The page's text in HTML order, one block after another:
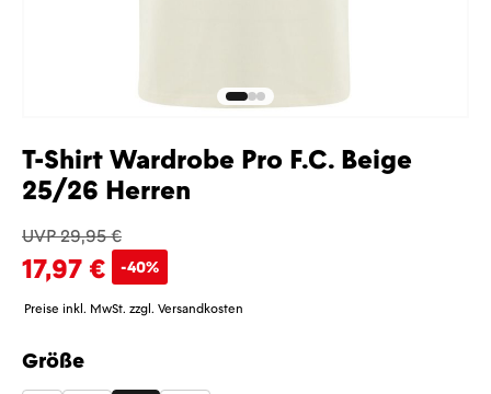
T-Shirt Wardrobe Pro F.C. Beige
25/26 Herren
UVP 29,95 €
17,97 € -40%
Preise inkl. MwSt. zzgl. Versandkosten
Größe
auswählen